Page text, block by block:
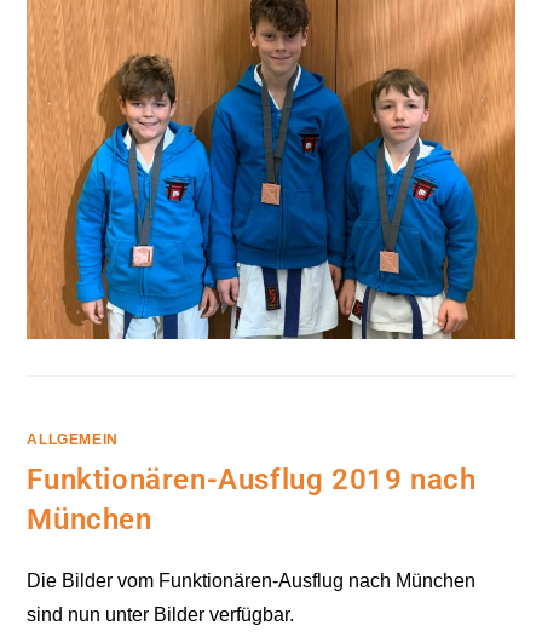
ALLGEMEIN
Funktionären-Ausflug 2019 nach
München
Die Bilder vom Funktionären-Ausflug nach München
sind nun unter Bilder verfügbar.